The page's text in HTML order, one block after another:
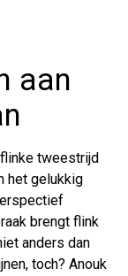
aan
tweestrijd
het gelukkig
brengt flink
anders dan
toch? Anouk